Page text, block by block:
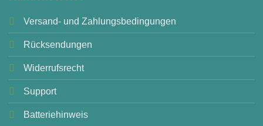
Versand- und Zahlungsbedingungen
Rücksendungen
Widerrufsrecht
Support
Batteriehinweis